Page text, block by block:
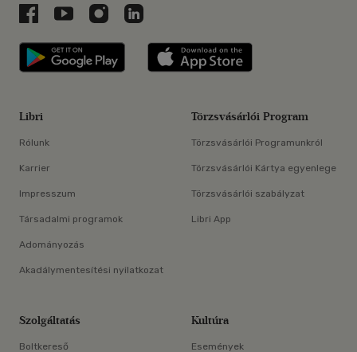
Libri a Facebookon
Libri a Youtube-on
Libri az Instagramon
Libri a LinkedInen
Libri applikáció Szerezd meg: Google
Libri
Rólunk
Karrier
Impresszum
Társadalmi programok
Adományozás
Akadálymentesítési nyilatkozat
Törzsvásárlói Program
Törzsvásárlói Programunkról
Törzsvásárlói Kártya egyenlege
Törzsvásárlói szabályzat
Libri App
Szolgáltatás
Boltkereső
Kultúra
Események